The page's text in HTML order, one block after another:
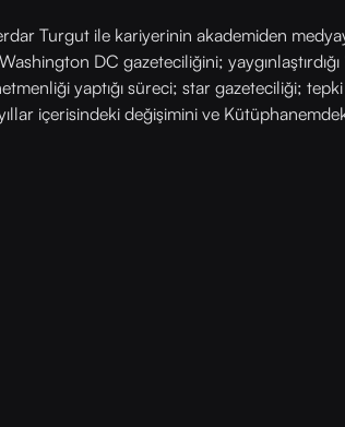
Turgut ile kariyerinin akademiden
DC gazeteciliğini; yaygınlaştırdığı
yaptığı süreci; star gazeteciliği; tepki
içerisindeki değişimini ve